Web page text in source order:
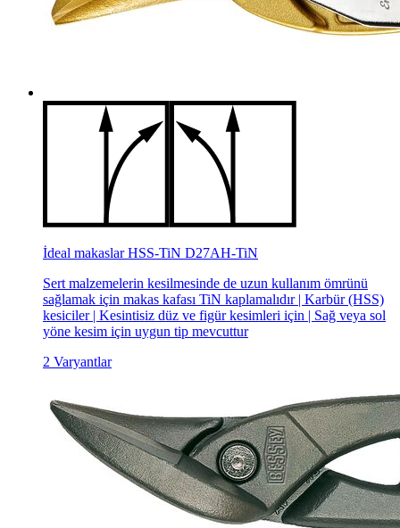
İdeal makaslar HSS-TiN D27AH-TiN
Sert malzemelerin kesilmesinde de uzun kullanım ömrünü
sağlamak için makas kafası TiN kaplamalıdır | Karbür (HSS)
kesiciler | Kesintisiz düz ve figür kesimleri için | Sağ veya sol
yöne kesim için uygun tip mevcuttur
2 Varyantlar